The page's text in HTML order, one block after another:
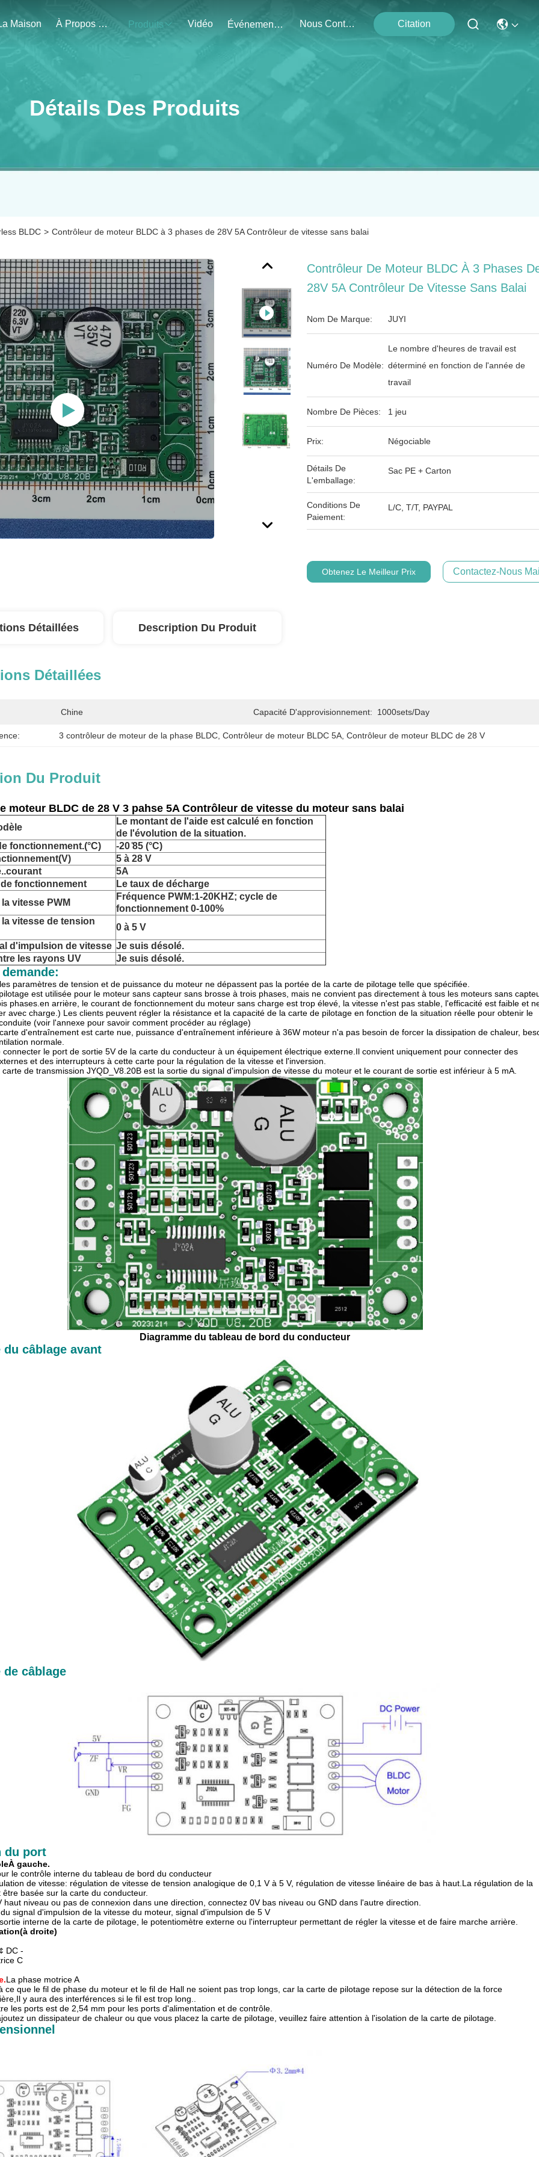
Maison À Propos De Nous Produits Vidéo Événements Nous Contacter Citation
Détails Des Produits
BLDC > Contrôleur de moteur BLDC à 3 phases de 28V 5A Contrôleur de vitesse sans balai
Contrôleur De Moteur BLDC À 3 Phases
28V 5A Contrôleur De Vitesse Sans Balai
Nom De Marque: JUYI
Numéro De Modèle:
Le nombre d'heures de travail est
déterminé en fonction de l'année de
travail
Nombre De Pièces: 1 jeu
Prix: Négociable
Détails De
L'emballage:
Sac PE + Carton
Conditions De
Paiement:
L/C, T/T, PAYPAL
Obtenez Le Meilleur Prix Contactez-Nous
Détaillées Description Du Produit
Détaillées
Chine Capacité D'approvisionnement: 1000sets/day
3 contrôleur de moteur de la phase BLDC , Contrôleur de moteur BLDC 5A , Contrôleur de moteur BLDC de 28 V
Du Produit
moteur BLDC de 28 V 3 pahse 5A Contrôleur de vitesse du moteur sans balai
Le montant de l'aide est calculé en fonction
de l'évolution de la situation.
fonctionnement.(°C)
-20 ̊85 (°C)
(V)
5 à 28 V
.courant
5A
fonctionnement
Le taux de décharge
vitesse PWM
Fréquence PWM:1-20KHZ; cycle de
fonctionnement 0-100%
vitesse de tension
0 à 5 V
d'impulsion de vitesse Je suis désolé.
les rayons UV
Je suis désolé.
paramètres de tension et de puissance du moteur ne dépassent pas la portée de la carte de pilotage telle que spécifiée.
est utilisée pour le moteur sans capteur sans brosse à trois phases, mais ne convient pas directement à tous les moteurs sans
phases.en arrière, le courant de fonctionnement du moteur sans charge est trop élevé, la vitesse n'est pas stable, l'efficacité est faible et
avec charge.) Les clients peuvent régler la résistance et la capacité de la carte de pilotage en fonction de la situation réelle pour obtenir le
(voir l'annexe pour savoir comment procéder au réglage)
d'entraînement est carte nue, puissance d'entraînement inférieure à 36W moteur n'a pas besoin de forcer la dissipation de chaleur,
normale.
connecter le port de sortie 5V de la carte du conducteur à un équipement électrique externe.Il convient uniquement pour connecter des
et des interrupteurs à cette carte pour la régulation de la vitesse et l'inversion.
de transmission JYQD_V8.20B est la sortie du signal d'impulsion de vitesse du moteur et le courant de sortie est inférieur à 5 mA.
Diagramme du tableau de bord du conducteur
du câblage avant
de câblage
du port
À gauche.
le contrôle interne du tableau de bord du conducteur
de vitesse: régulation de vitesse de tension analogique de 0,1 V à 5 V, régulation de vitesse linéaire de bas à haut.La régulation de la
être basée sur la carte du conducteur.
haut niveau ou pas de connexion dans une direction, connectez 0V bas niveau ou GND dans l'autre direction.
signal d'impulsion de la vitesse du moteur, signal d'impulsion de 5 V
interne de la carte de pilotage, le potentiomètre externe ou l'interrupteur permettant de régler la vitesse et de faire marche arrière.
(à droite)
¢ DC -
C
La phase motrice A
ce que le fil de phase du moteur et le fil de Hall ne soient pas trop longs, car la carte de pilotage repose sur la détection de la force
y aura des interférences si le fil est trop long..
les ports est de 2,54 mm pour les ports d'alimentation et de contrôle.
un dissipateur de chaleur ou que vous placez la carte de pilotage, veuillez faire attention à l'isolation de la carte de pilotage.